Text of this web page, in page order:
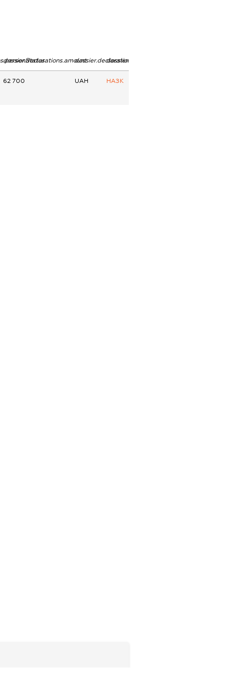
dossier.declarations.amountdossier.declarations.currency
dossier.declarations.source
62 700 UAH НАЗК